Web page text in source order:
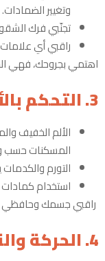
وتغيير الضمادات.
تجنّبي فرك
راقبي أي علامات
اهتمي بجروحك، فهي
3. التحكم بالألم والتورم
الألم الخفيف
المسكنات حسب
التورم والكدمات
استخدام كمادات
راقبي جسمك وحافظي
4. الحركة والنشاطات اليومية